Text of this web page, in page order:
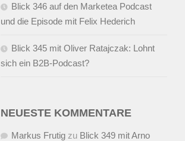
Blick 346 auf den Marketea Podcast
und die Episode mit Felix Hederich
Blick 345 mit Oliver Ratajczak: Lohnt
sich ein B2B-Podcast?
NEUESTE KOMMENTARE
Markus Frutig zu Blick 349 mit Arno